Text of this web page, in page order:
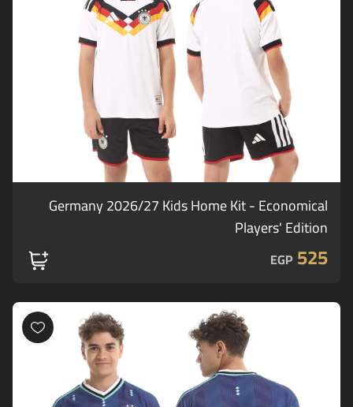
Germany 2026/27 Kids Home Kit - Economical
Players' Edition
525
EGP